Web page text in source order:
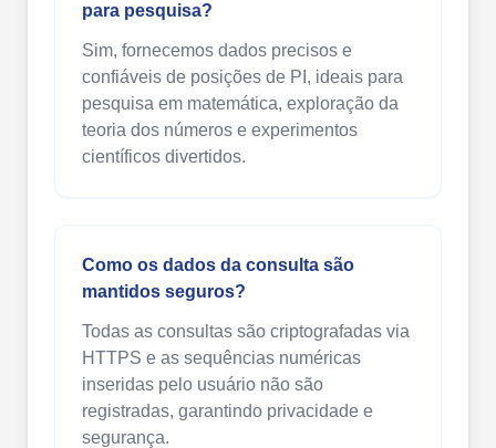
para pesquisa?
Sim, fornecemos dados precisos e
confiáveis de posições de PI, ideais para
pesquisa em matemática, exploração da
teoria dos números e experimentos
científicos divertidos.
Como os dados da consulta são
mantidos seguros?
Todas as consultas são criptografadas via
HTTPS e as sequências numéricas
inseridas pelo usuário não são
registradas, garantindo privacidade e
segurança.